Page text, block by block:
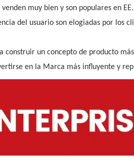
muy bien y son populares en
del usuario son elogiadas por los
construir un concepto de producto
en la Marca más influyente y